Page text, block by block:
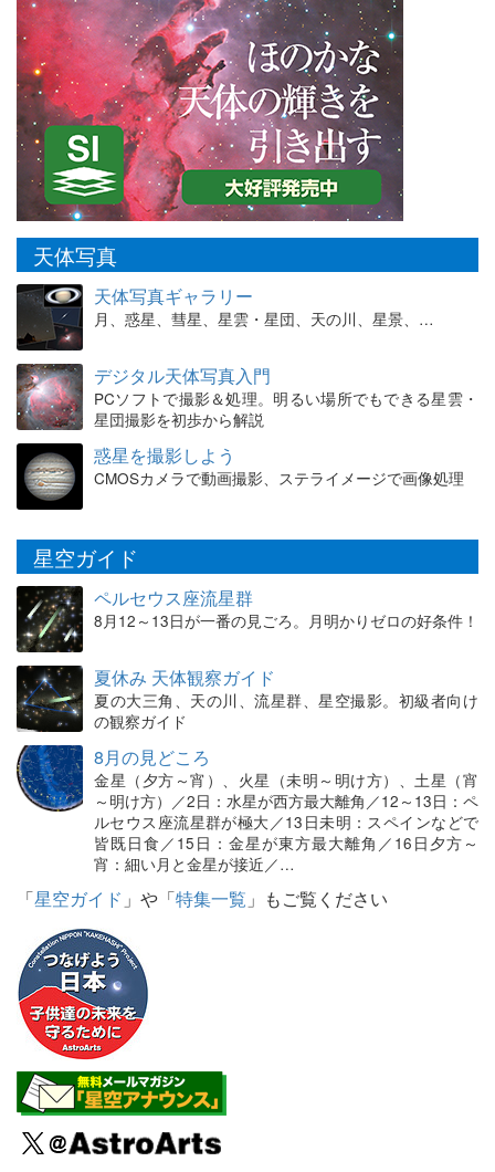
天体写真
天体写真ギャラリー
月、惑星、彗星、星雲・星団、天の川、星景、…
デジタル天体写真入門
PCソフトで撮影＆処理。明るい場所でもできる星雲・
星団撮影を初歩から解説
惑星を撮影しよう
CMOSカメラで動画撮影、ステライメージで画像処理
星空ガイド
ペルセウス座流星群
8月12～13日が一番の見ごろ。月明かりゼロの好条件！
夏休み 天体観察ガイド
夏の大三角、天の川、流星群、星空撮影。初級者向け
の観察ガイド
8月の見どころ
金星（夕方～宵）、火星（未明～明け方）、土星（宵
～明け方）／2日：水星が西方最大離角／12～13日：ペ
ルセウス座流星群が極大／13日未明：スペインなどで
皆既日食／15日：金星が東方最大離角／16日夕方～
宵：細い月と金星が接近／…
「星空ガイド 」や「特集一覧 」もご覧ください